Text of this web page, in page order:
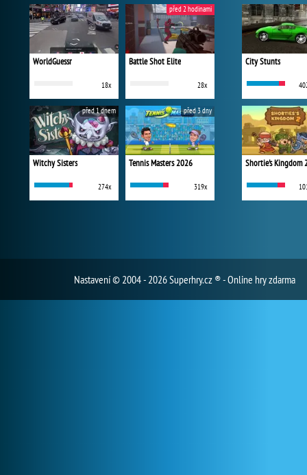
WorldGuessr
18x
Battle Shot Elite
28x
před 2 hodinami
Witchy Sisters
274x
před 1 dnem
Tennis Masters 2026
319x
před 3 dny
City Stunts
Shortie's Kingdom
Nastavení© 2004 - 2026 Superhry.cz ® - Online hry zdarma